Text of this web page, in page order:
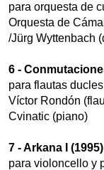
para orquesta de
Orquesta de
/Jürg Wyttenbach
6 -
para flautas
Víctor Rondón
Cvinatic (piano)
7 - Arkana I
para violoncello y